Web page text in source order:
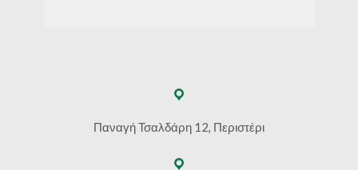
Παναγή Τσαλδάρη 12, Περιστέρι